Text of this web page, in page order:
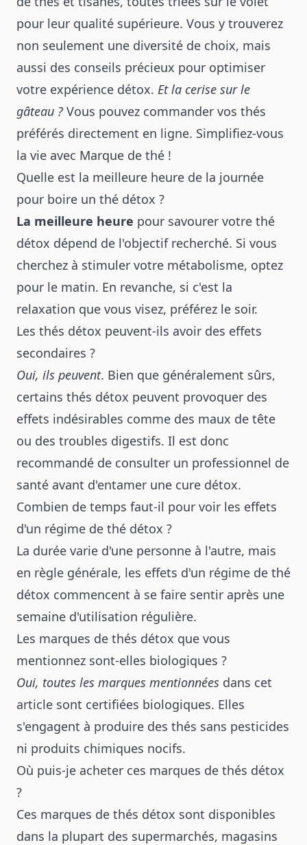
pour leur qualité supérieure. Vous y trouverez
non seulement une diversité de choix, mais
aussi des conseils précieux pour optimiser
votre expérience détox. Et la cerise sur le
gâteau ? Vous pouvez commander vos thés
préférés directement en ligne. Simplifiez-vous
la vie avec Marque de thé !
Quelle est la meilleure heure de la journée
pour boire un thé détox ?
La meilleure heure pour savourer votre thé
détox dépend de l'objectif recherché. Si vous
cherchez à stimuler votre métabolisme, optez
pour le matin. En revanche, si c'est la
relaxation que vous visez, préférez le soir.
Les thés détox peuvent-ils avoir des effets
secondaires ?
Oui, ils peuvent. Bien que généralement sûrs,
certains thés détox peuvent provoquer des
effets indésirables comme des maux de tête
ou des troubles digestifs. Il est donc
recommandé de consulter un professionnel de
santé avant d'entamer une cure détox.
Combien de temps faut-il pour voir les effets
d'un régime de thé détox ?
La durée varie d'une personne à l'autre, mais
en règle générale, les effets d'un régime de thé
détox commencent à se faire sentir après une
semaine d'utilisation régulière.
Les marques de thés détox que vous
mentionnez sont-elles biologiques ?
Oui, toutes les marques mentionnées dans cet
article sont certifiées biologiques. Elles
s'engagent à produire des thés sans pesticides
ni produits chimiques nocifs.
Où puis-je acheter ces marques de thés détox
?
Ces marques de thés détox sont disponibles
dans la plupart des supermarchés, magasins